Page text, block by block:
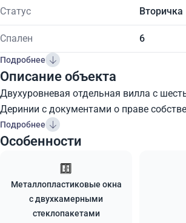
Статус Вторичка
Спален 6
Подробнее
Описание объекта
Двухуровневая отдельная вилла с
Деринии с документами о праве
Подробнее
Особенности
Металлопластиковые окна
с двухкамерными
стеклопакетами